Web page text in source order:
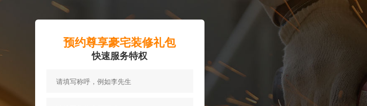
预约尊享豪宅装修礼包
快速服务特权